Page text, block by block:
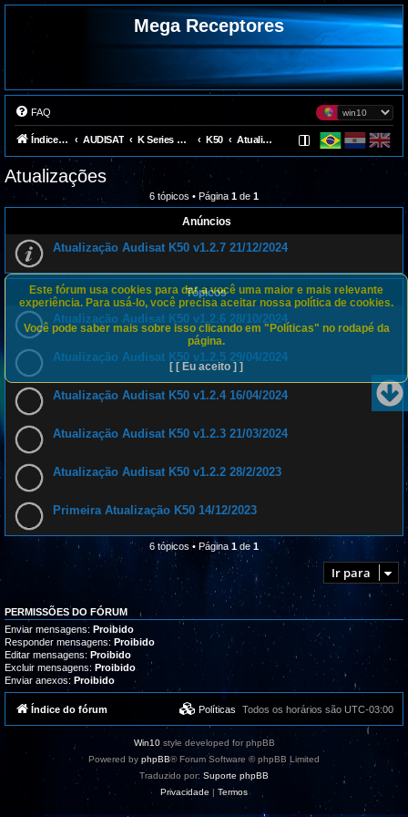
Mega Receptores
FAQ
Índice do fórum AUDISAT K Series Avalink (Team Gost) K50 Atualizações
Atualizações
6 tópicos • Página 1 de 1
Anúncios
Atualização Audisat K50 v1.2.7 21/12/2024
Tópicos
Atualização Audisat K50 v1.2.6 28/10/2024
Atualização Audisat K50 v1.2.5 29/04/2024
Atualização Audisat K50 v1.2.4 16/04/2024
Atualização Audisat K50 v1.2.3 21/03/2024
Atualização Audisat K50 v1.2.2 28/2/2023
Primeira Atualização K50 14/12/2023
6 tópicos • Página 1 de 1
Ir para
PERMISSÕES DO FÓRUM
Enviar mensagens: Proibido
Responder mensagens: Proibido
Editar mensagens: Proibido
Excluir mensagens: Proibido
Enviar anexos: Proibido
Este fórum usa cookies para dar a você uma maior e mais relevante
experiência. Para usá-lo, você precisa aceitar nossa política de cookies.
Você pode saber mais sobre isso clicando em "Políticas" no rodapé da
página.
[ [ Eu aceito ] ]
Índice do fórum Todos os horários são UTC-03:00
Políticas
Win10style developed for phpBB
Powered by phpBB® Forum Software © phpBB Limited
Traduzido por: Suporte phpBB
Privacidade | Termos